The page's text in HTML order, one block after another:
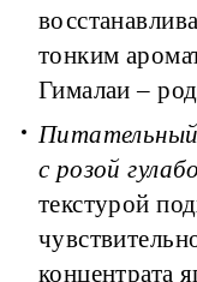
тонким
Гималаи –
с розой
текстурой
концентрата